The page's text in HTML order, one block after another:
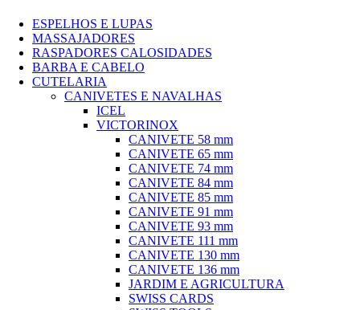
ESPELHOS E LUPAS
MASSAJADORES
RASPADORES CALOSIDADES
BARBA E CABELO
CUTELARIA
CANIVETES E NAVALHAS
ICEL
VICTORINOX
CANIVETE 58 mm
CANIVETE 65 mm
CANIVETE 74 mm
CANIVETE 84 mm
CANIVETE 85 mm
CANIVETE 91 mm
CANIVETE 93 mm
CANIVETE 111 mm
CANIVETE 130 mm
CANIVETE 136 mm
JARDIM E AGRICULTURA
SWISS CARDS